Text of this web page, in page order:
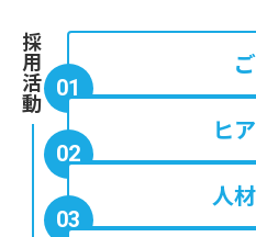
採用活動 01
02
ヒ
03
人